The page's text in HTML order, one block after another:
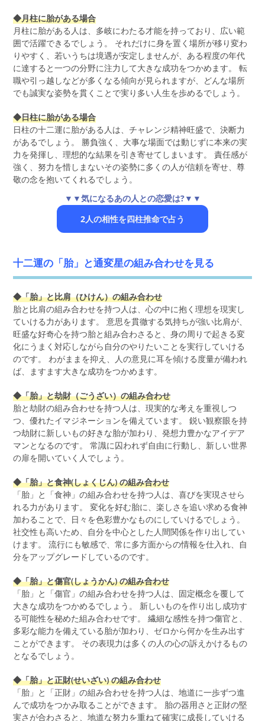
◆月柱に胎がある場合
月柱に胎がある人は、多岐にわたる才能を持っており、広い範
囲で活躍できるでしょう。 それだけに身を置く場所が移り変わ
りやすく、若いうちは境遇が安定しませんが、ある程度の年代
に達すると一つの分野に注力して大きな成功をつかめます。 転
職や引っ越しなどが多くなる傾向が見られますが、どんな場所
でも誠実な姿勢を貫くことで実り多い人生を歩めるでしょう。
◆日柱に胎がある場合
日柱の十二運に胎がある人は、チャレンジ精神旺盛で、決断力
があるでしょう。 勝負強く、大事な場面では動じずに本来の実
力を発揮し、理想的な結果を引き寄せてしまいます。 責任感が
強く、努力を惜しまないその姿勢に多くの人が信頼を寄せ、尊
敬の念を抱いてくれるでしょう。
▼▼気になるあの人との恋愛は?▼▼
2人の相性を四柱推命で占う
十二運の「胎」と通変星の組み合わせを見る
◆「胎」と比肩（ひけん）の組み合わせ
胎と比肩の組み合わせを持つ人は、心の中に抱く理想を現実し
ていける力があります。 意思を貫徹する気持ちが強い比肩が、
旺盛な好奇心を持つ胎と組み合わさると、身の周りで起きる変
化にうまく対応しながら自分のやりたいことを実行していける
のです。 わがままを抑え、人の意見に耳を傾ける度量が備われ
ば、ますます大きな成功をつかめます。
◆「胎」と劫財（ごうざい）の組み合わせ
胎と劫財の組み合わせを持つ人は、現実的な考えを重視しつ
つ、優れたイマジネーションを備えています。 鋭い観察眼を持
つ劫財に新しいもの好きな胎が加わり、発想力豊かなアイデア
マンとなるのです。 常識に囚われず自由に行動し、新しい世界
の扉を開いていく人でしょう。
◆「胎」と食神(しょくじん) の組み合わせ
「胎」と「食神」の組み合わせを持つ人は、喜びを実現させら
れる力があります。 変化を好む胎に、楽しさを追い求める食神
加わることで、日々を色彩豊かなものにしていけるでしょう。
社交性も高いため、自分を中心とした人間関係を作り出してい
けます。 流行にも敏感で、常に多方面からの情報を仕入れ、自
分をアップグレードしているのです。
◆「胎」と傷官(しょうかん) の組み合わせ
「胎」と「傷官」の組み合わせを持つ人は、固定概念を覆して
大きな成功をつかめるでしょう。 新しいものを作り出し成功す
る可能性を秘めた組み合わせです。 繊細な感性を持つ傷官と、
多彩な能力を備えている胎が加わり、ゼロから何かを生み出す
ことができます。 その表現力は多くの人の心の訴えかけるもの
となるでしょう。
◆「胎」と正財(せいざい) の組み合わせ
「胎」と「正財」の組み合わせを持つ人は、地道に一歩ずつ進
んで成功をつかみ取ることができます。 胎の器用さと正財の堅
実さが合わさると、地道な努力を重ねて確実に成長していける